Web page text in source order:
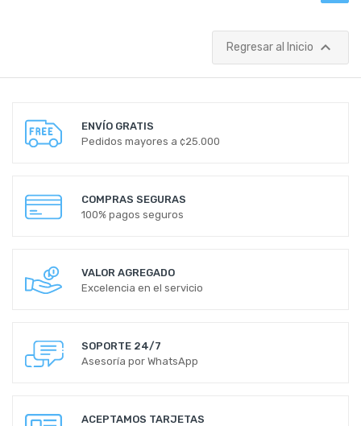
Regresar al Inicio 
ENVÍO GRATIS
Pedidos mayores a ¢25.000
COMPRAS SEGURAS
100% pagos seguros
VALOR AGREGADO
Excelencia en el servicio
SOPORTE 24/7
Asesoría por WhatsApp
ACEPTAMOS TARJETAS